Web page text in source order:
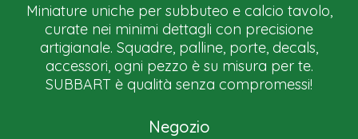
Miniature uniche per subbuteo e calcio tavolo,
curate nei minimi dettagli con precisione
artigianale. Squadre, palline, porte, decals,
accessori, ogni pezzo è su misura per te.
SUBBART è qualità senza compromessi!
Negozio